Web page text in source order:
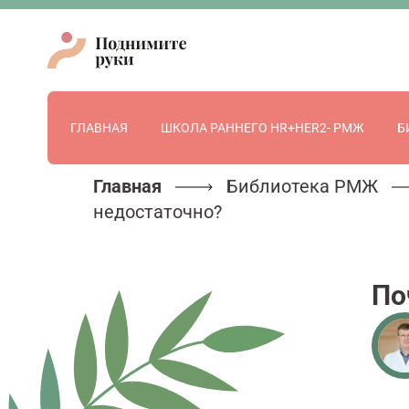
ГЛАВНАЯ ШКОЛА РАННЕГО HR+HER2- РМЖ
Главная
Библиотека РМЖ
недостаточно?